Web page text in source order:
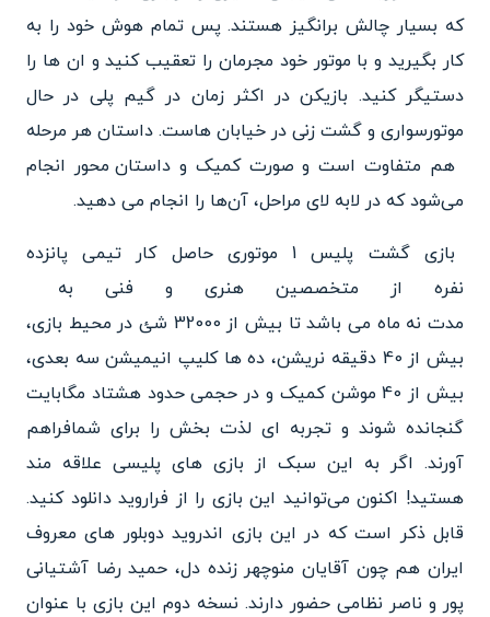
که بسیار چالش برانگیز هستند. پس تمام هوش خود را به
کار بگیرید و با موتور خود مجرمان را تعقیب کنید و ان ها را
دستیگر کنید. بازیکن در اکثر زمان در گیم پلی در حال
موتورسواری و گشت‌ زنی در خیابان‌ هاست. داستان هر مرحله
هم متفاوت است و صورت کمیک و داستان محور انجام
می‌شود که در لابه‌ لای مراحل، آن‌ها را انجام می دهید.
بازی گشت پلیس 1 موتوری حاصل کار تیمی پانزده
نفره از متخصصین هنری و فنی به
مدت نه ماه می باشد تا بیش از
32000 شئ در محیط بازی،
بیش از
40 دقیقه نریشن، ده ها کلیپ انیمیشن سه بعدی،
بیش از 40 موشن کمیک و در حجمی حدود هشتاد مگابایت
گنجانده شوند و تجربه ای لذت بخش را برای شمافراهم
آورند. اگر به این سبک از بازی های پلیسی علاقه مند
هستید! اکنون می‌توانید این بازی را از فراروید دانلود کنید.
قابل ذکر است که در این بازی اندروید دوبلور های معروف
ایران هم چون آقایان منوچهر زنده دل، حمید رضا آشتیانی
پور و ناصر نظامی حضور دارند. نسخه دوم این بازی با عنوان